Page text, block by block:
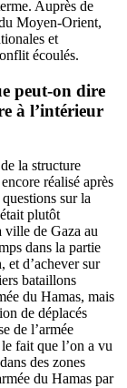
Auprès de
Moyen-Orient,
et
écoulés.
peut-on dire
à l’intérieur
la structure
réalisé après
sur la
plutôt
ville de Gaza au
dans la partie
et d’achever sur
bataillons
du Hamas, mais
de déplacés
de l’armée
fait que l’on a vu
des zones
du Hamas par